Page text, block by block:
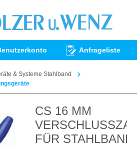
Anfrageliste
& Systeme Stahlband
CS 16 MM
FÜR STAHLBAND